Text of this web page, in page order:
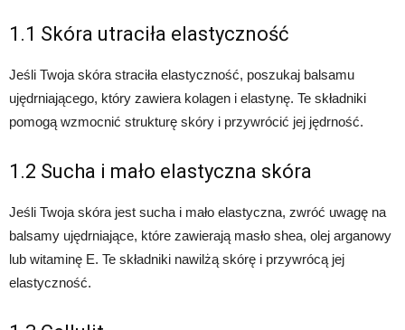
1.1 Skóra utraciła elastyczność
Jeśli Twoja skóra straciła elastyczność, poszukaj balsamu
ujędrniającego, który zawiera kolagen i elastynę. Te składniki
pomogą wzmocnić strukturę skóry i przywrócić jej jędrność.
1.2 Sucha i mało elastyczna skóra
Jeśli Twoja skóra jest sucha i mało elastyczna, zwróć uwagę na
balsamy ujędrniające, które zawierają masło shea, olej arganowy
lub witaminę E. Te składniki nawilżą skórę i przywrócą jej
elastyczność.